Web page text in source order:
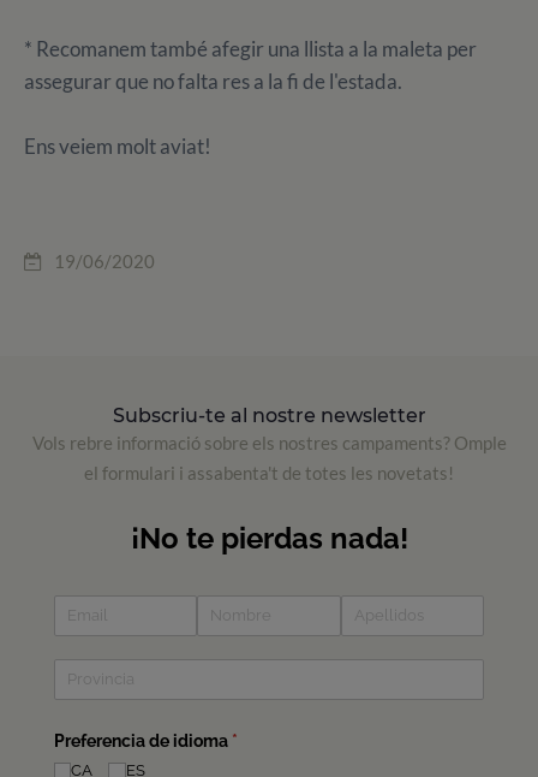
* Recomanem també afegir una llista a la maleta per
assegurar que no falta res a la fi de l'estada.
Ens veiem molt aviat!
19/06/2020
Subscriu-te al nostre newsletter
Vols rebre informació sobre els nostres campaments? Omple
el formulari i assabenta't de totes les novetats!